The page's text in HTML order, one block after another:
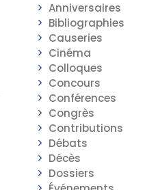
Anniversaires
Bibliographies
Causeries
Cinéma
Colloques
Concours
Conférences
Congrès
Contributions
Débats
Décès
Dossiers